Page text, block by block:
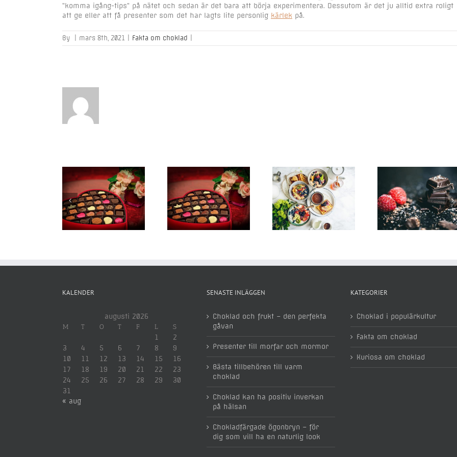
”komma igång-tips” på nätet och sedan är det bara att börja experimentera. Dessutom är det ju alltid extra roligt
att ge eller att få presenter som det har lagts lite personlig kärlek på.
By mars 8th, 2021 Fakta om choklad
Presenter till morfar
och mormor
Bästa tillbehören till
varm choklad
Choklad kan ha
positiv inverkan på
ögonbryn – för
som vill ha
naturlig
KALENDER
augusti 2026
M T O T F L S
1
2
3
4 5 6 7 8
9
10
11 12 13 14 15
16
17
18 19 20 21 22
23
24
25 26 27 28 29
30
31
« aug
SENASTE INLÄGGEN
Choklad och frukt – den perfekta
gåvan
Presenter till morfar och mormor
Bästa tillbehören till varm
choklad
Choklad kan ha positiv inverkan
på hälsan
Chokladfärgade ögonbryn – för
dig som vill ha en naturlig look
KATEGORIER
Choklad i populärkultur
Fakta om choklad
Kuriosa om choklad